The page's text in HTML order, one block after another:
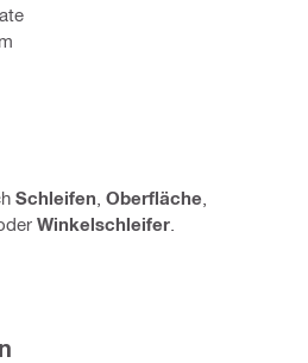
Schleifen Oberfläche
Winkelschleifer